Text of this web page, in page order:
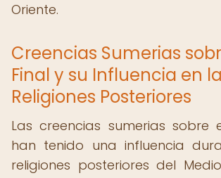
Oriente.
Creencias Sumerias
Final y su Influencia en
Religiones Posteriores
Las creencias sumerias sobre
han tenido una influencia
religiones posteriores del